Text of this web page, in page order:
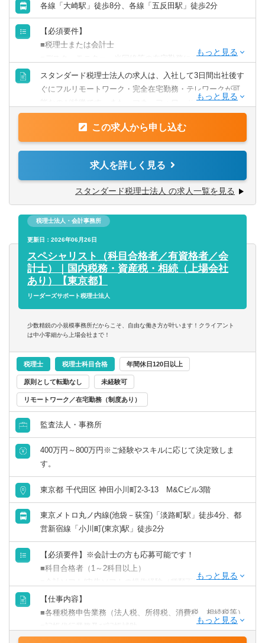
各線「大崎駅」徒歩8分、各線「五反田駅」徒歩2分
【必須要件】
■税理士または会計士
■デスク、モニター、光回線等の在宅勤務に必要な設備の保
有
※社員税理士希望も歓迎いたします
下記のどれか1つでもピンと来た方は是非ご応募ください。
■フルリモートワーク、完全在宅勤務、テレワークを中心と
した働き方で通勤時間を削減したい。
■紙ベースの仕事に疑問があり、クラウド会計を含むITツー
ルによる業務効率化に興味がある。
■ITに強い会計事務所で働きたい。
■巡回監査（訪問業務）に疑問があり、チャットやオンライ
ン会議で顧客対応したい。
■スタートアップや若手経営者のサポートがしたい。
■平均年齢30代前半の代表や同僚と一緒に働きたい。
※遠方の方や仕事と家庭を両立したい方も是非ご応募くだ
さい。
スタンダード税理士法人の求人は、入社して3日間出社後す
ぐにフルリモートワーク・完全在宅勤務・テレワークが可
能なのが特徴です。また、マネーフォワードクラウド会計
現在、スタートアップや若手経営者を中心に月3～4社程度
のペースで顧問先が増加しており、一緒に働く仲間を募集
【職務内容】
■税務顧問業務（マニュアルで一元管理されており、実績の
す。）
▽1年間のスケジュール
①役員報酬の決定
②毎月の会計処理
③源泉税の納付
④決算対策
⑥法廷調書の提出
⑦給与支払報告書の提出
⑨決算・確定申告
■マネーフォワード・MFクラウド会計の導入 等
この求人から申し込む
求人を詳しく見る
スタンダード税理士法人 の求人一覧を見る
税理士法人・会計事務所
更新日：2026年06月26日
スペシャリスト（科目合格者／有資格者／会
計士）｜国内税務・資産税・相続（上場会社
あり）【東京都】
リーダーズサポート税理士法人
少数精鋭の小規模事務所だからこそ、自由な働き方が叶います！クライアント
は中小零細から上場会社まで！
税理士 税理士科目合格 年間休日120日以上
原則として転勤なし 未経験可
リモートワーク／在宅勤務（制度あり）
監査法人・事務所
400万円～800万円※ご経験やスキルに応じて決定致しま
す。
東京都 千代田区 神田小川町2-3-13 M&Cビル3階
東京メトロ丸ノ内線(池袋－荻窪)「淡路町駅」徒歩4分、都
営新宿線「小川町(東京)駅」徒歩2分
【必須要件】※会計士の方も応募可能です！
■科目合格者（1～2科目以上）
■会計ソフト/申告ソフトの操作経験（種類不問）
【歓迎要件】
■税理士有資格者
■公認会計士
【仕事内容】
■各種税務申告業務（法人税、所得税、消費税、相続税等）
■記帳代行業務及び記帳補助